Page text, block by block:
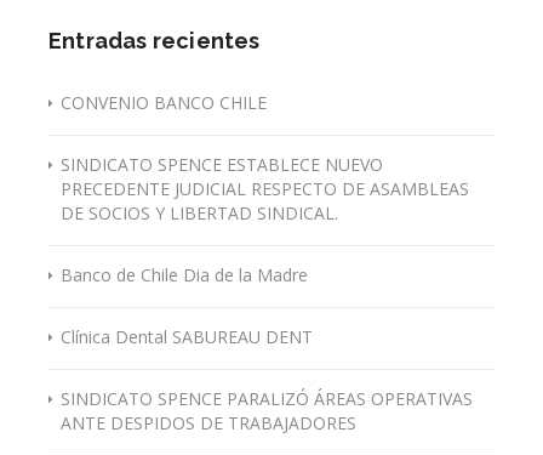
Entradas recientes
CONVENIO BANCO CHILE
SINDICATO SPENCE ESTABLECE NUEVO
PRECEDENTE JUDICIAL RESPECTO DE ASAMBLEAS
DE SOCIOS Y LIBERTAD SINDICAL.
Banco de Chile Dia de la Madre
Clínica Dental SABUREAU DENT
SINDICATO SPENCE PARALIZÓ ÁREAS OPERATIVAS
ANTE DESPIDOS DE TRABAJADORES